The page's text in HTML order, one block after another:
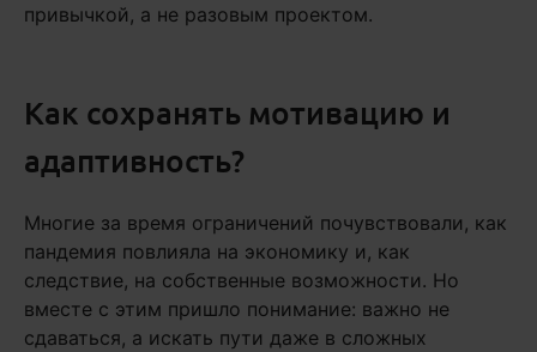
привычкой, а не разовым проектом.
Как сохранять мотивацию и
адаптивность?
Многие за время ограничений почувствовали, как
пандемия повлияла на экономику и, как
следствие, на собственные возможности. Но
вместе с этим пришло понимание: важно не
сдаваться, а искать пути даже в сложных